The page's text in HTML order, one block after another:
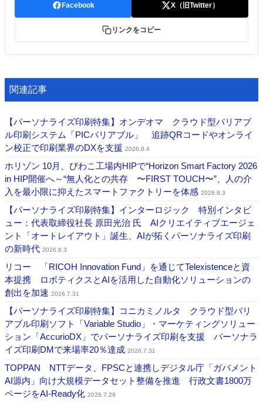
Facebook X（旧Twitter）
リンクをコピー
関連記事
【パーソナライズ印刷特集】オンデオマ クラウド型バリアブ
ル印刷システム「PICバリアブル」 追跡QRコードやオンライ
ン校正で印刷業界のDXを支援 2026.8.4
ホリゾン 10月、びわこ工場内HIPで“Horizon Smart Factory 2026
in HIP開催へ～“無人化との共存 〜FIRST TOUCH〜”、人の介
入を最小限に抑えたスマートファクトリーを体感 2026.8.3
【パーソナライズ印刷特集】インターロジック 特別インタビ
ュー：代表取締役社長 原田光治 氏 AIクリエイティブエージェ
ント「オートレイアウト」誕生、AIが拓くパーソナライズ印刷
の新時代 2026.8.3
リコー 「RICOH Innovation Fund」を通じてTelexistenceと資
本提携 ロボティクスとAIを活用した自動化ソリューションの
創出を加速 2026.7.31
【パーソナライズ印刷特集】コニカミノルタ クラウド型バリ
アブル印刷ソフト「Variable Studio」・マーケティングソリュー
ション「AccurioDX」でパーソナライズ印刷を支援 パーソナラ
イズ印刷DMで来場率20％達成 2026.7.31
TOPPAN NTTデータ、FPSCと連携しデジタル庁「ガバメント
AI源内」向け大規模データセット整備を推進 行政文書1800万
ページをAI-Ready化 2026.7.29